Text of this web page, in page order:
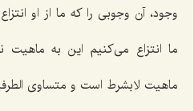
وجود، آن وجوبی را که ما از او
ما انتزاع می‌کنیم این به ماهیت
ماهیت لابشرط است و متساوی